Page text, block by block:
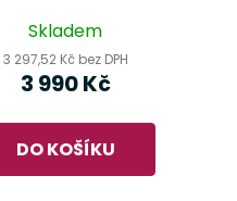
Skladem
3 297,52 Kč bez DPH
3 990 Kč
DO KOŠÍKU